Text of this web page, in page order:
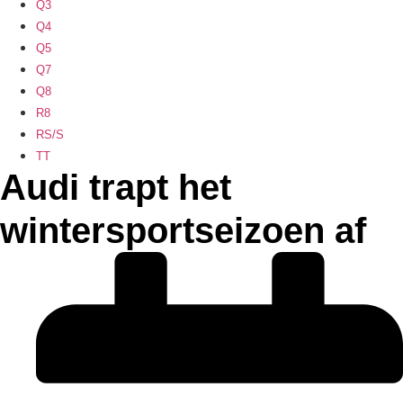
Q3
Q4
Q5
Q7
Q8
R8
RS/S
TT
Audi trapt het
wintersportseizoen af